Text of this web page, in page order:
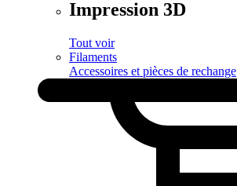
Impression 3D
Tout voir
Filaments
Accessoires et pièces de rechange